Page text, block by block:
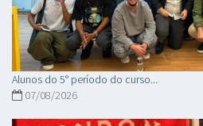
Alunos do 5° período do curso...
07/08/2026